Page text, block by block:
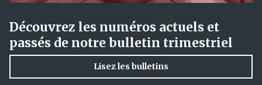
Découvrez les numéros actuels et
passés de notre bulletin trimestriel
Lisez les bulletins